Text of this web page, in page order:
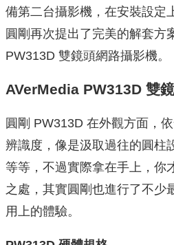
備第二台攝影機，在安裝設定
圓剛再次提出了完美的解套方
PW313D 雙鏡頭網路攝影機。
AVerMedia PW313D 雙
圓剛 PW313D 在外觀方面，
辨識度，像是汲取過往的圓柱
等等，不過實際拿在手上，你
之處，其實圓剛也進行了不少
用上的體驗。